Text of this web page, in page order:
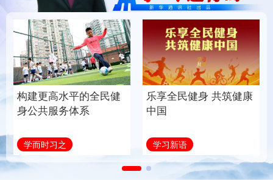
思客智库 全球连线 教育
科技 科创 量子 体育
文化 书画 健康 军事
访谈 视频 图片 政务
信息化 数字经济
构建更高水平的全民健
身公共服务体系
学而时习之
乐享全民健身 共筑健康
中国
学习新语